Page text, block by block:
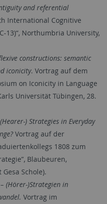
and referential
International Cognitive
13)“, Northumbria University,
constructions: semantic
iconicity. Vortrag auf dem
on Iconicity in Language
Universität Tübingen, 28.
) Strategies in Everyday
Vortrag auf der
1808 zum
Blaubeuren,
Schole).
(Hörer-)Strategien in
Vortrag im